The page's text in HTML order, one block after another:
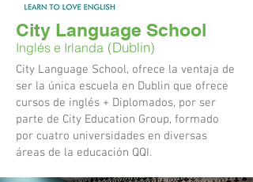
City Language School
Inglés e Irlanda (Dublin)
City Language School, ofrece la ventaja de
ser la única escuela en Dublin que ofrece
cursos de inglés + Diplomados, por ser
parte de City Education Group, formado
por cuatro universidades en diversas
áreas de la educación QQI.